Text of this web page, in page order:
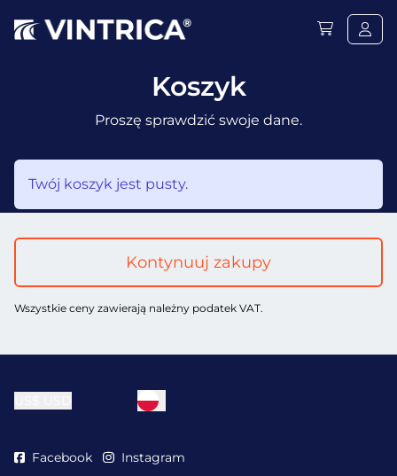
Koszyk
Proszę sprawdzić swoje dane.
Twój koszyk jest pusty.
Kontynuuj zakupy
Wszystkie ceny zawierają należny podatek VAT.
Facebook Instagram